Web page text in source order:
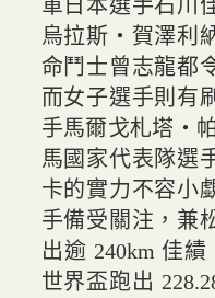
軍日本選手石川
烏拉斯‧賀澤利
命鬥士曾志龍都
而女子選手則有
手馬爾戈札塔‧
馬國家代表隊選
卡的實力不容小
手備受關注，兼
出逾 240km 佳
世界盃跑出